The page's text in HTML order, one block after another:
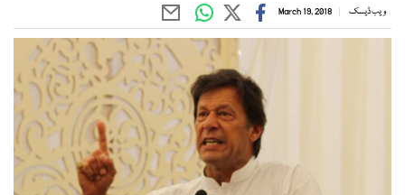
ویب ڈیسک March 19, 2018